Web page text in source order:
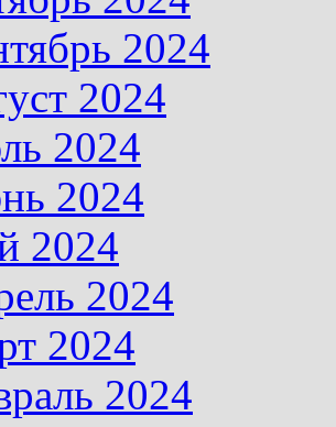
2024
2024
2024
2024
2024
2024
2024
2024